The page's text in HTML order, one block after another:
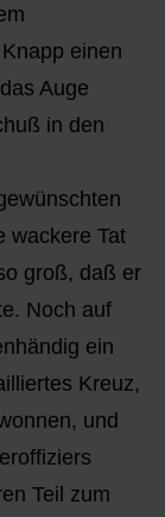
einen
Auge
in den
wackere Tat
groß, daß er
Noch auf
ein
Kreuz,
und
Teil zum